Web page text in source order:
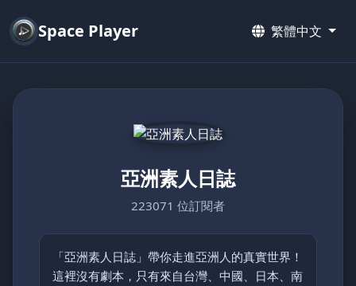
Space Player 繁體中文
亞洲素人日誌
223071 位訂閱者
「亞洲素人日誌」帶你走進亞洲人的真實世界！
這裡沒有劇本，只有來自台灣、中國、日本、南